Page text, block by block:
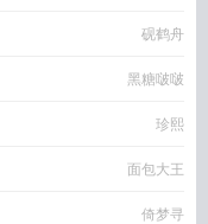
砚鹤舟
黑糖啵啵
珍熙
面包大王
倚梦寻